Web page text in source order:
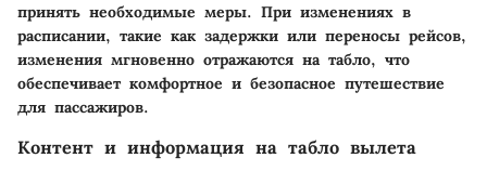
принять необходимые меры. При изменениях в
расписании, такие как задержки или переносы рейсов,
изменения мгновенно отражаются на табло, что
обеспечивает комфортное и безопасное путешествие
для пассажиров.
Контент и информация на табло вылета